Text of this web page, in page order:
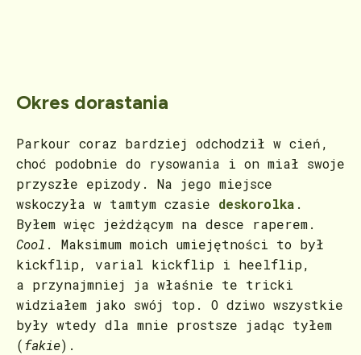
Okres dorastania
Parkour coraz bardziej odchodził w cień,
choć podobnie do rysowania i on miał swoje
przyszłe epizody. Na jego miejsce
wskoczyła w tamtym czasie deskorolka .
Byłem więc jeżdżącym na desce raperem.
Cool . Maksimum moich umiejętności to był
kickflip, varial kickflip i heelflip,
a przynajmniej ja właśnie te tricki
widziałem jako swój top. O dziwo wszystkie
były wtedy dla mnie prostsze jadąc tyłem
(fakie).